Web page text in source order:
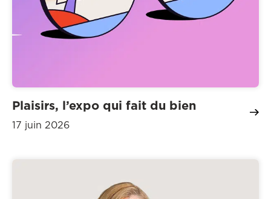
Plaisirs, l’expo qui fait du bien
17 juin 2026